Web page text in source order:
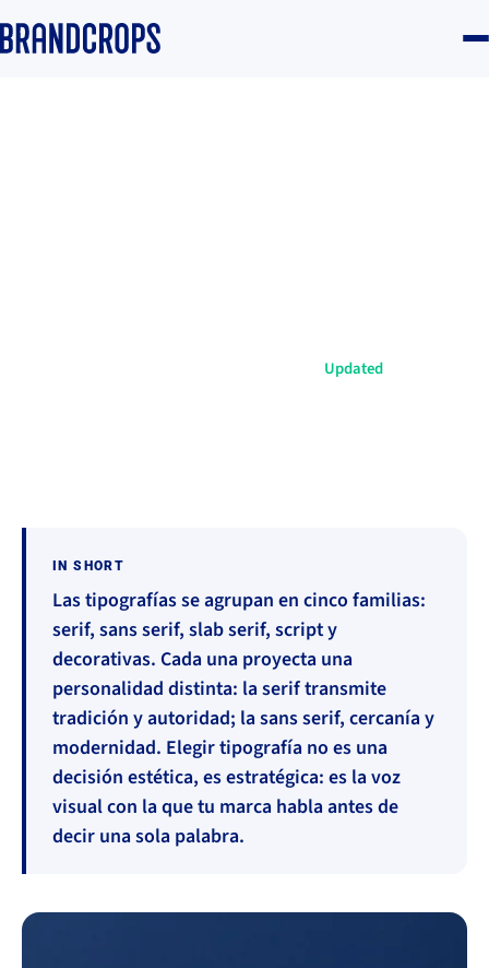
Updated
IN SHORT
Las tipografías se agrupan en cinco familias:
serif, sans serif, slab serif, script y
decorativas. Cada una proyecta una
personalidad distinta: la serif transmite
tradición y autoridad; la sans serif, cercanía y
modernidad. Elegir tipografía no es una
decisión estética, es estratégica: es la voz
visual con la que tu marca habla antes de
decir una sola palabra.